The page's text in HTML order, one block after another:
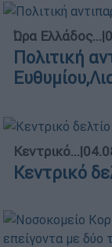
Ώρα Ελλάδος...|
Πολιτική
Κεντρικό...|
Κεντρικό